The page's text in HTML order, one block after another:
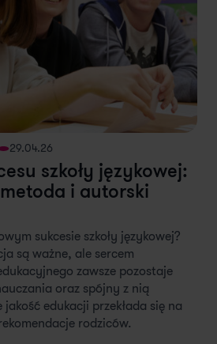
29.04.26
szkoły językowej:
i autorski
sukcesie szkoły językowej?
są ważne, ale sercem
zawsze pozostaje
oraz spójny z nią
jakość edukacji przekłada się na
rodziców.